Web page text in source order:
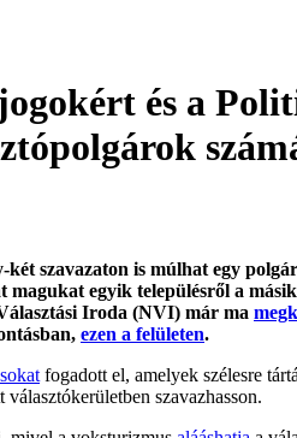
és a
szavazaton is múlhat egy
egyik településről a
Iroda (NVI) már ma
ezen a felületen.
fogadott el, amelyek szélesre
szavazhasson.